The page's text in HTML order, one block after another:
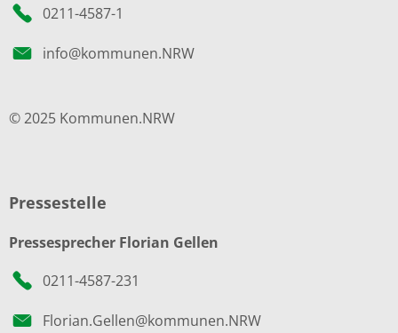
0211-4587-1
info@kommunen.NRW
© 2025 Kommunen.NRW
Pressestelle
Pressesprecher Florian Gellen
0211-4587-231
Florian.Gellen@kommunen.NRW